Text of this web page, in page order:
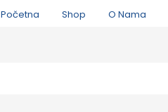
Početna Shop O Nama